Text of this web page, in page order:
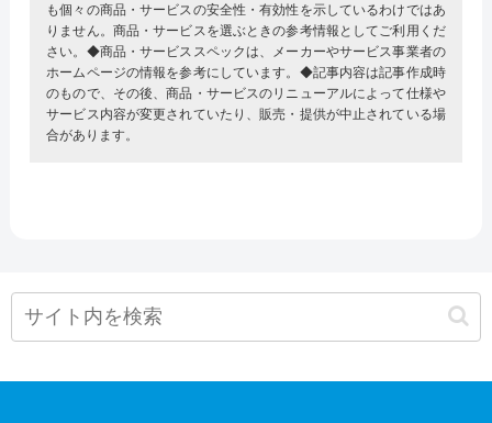
も個々の商品・サービスの安全性・有効性を示しているわけではあ
りません。商品・サービスを選ぶときの参考情報としてご利用くだ
さい。◆商品・サービススペックは、メーカーやサービス事業者の
ホームページの情報を参考にしています。◆記事内容は記事作成時
のもので、その後、商品・サービスのリニューアルによって仕様や
サービス内容が変更されていたり、販売・提供が中止されている場
合があります。